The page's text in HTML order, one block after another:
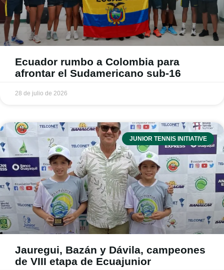
Ecuador rumbo a Colombia para
afrontar el Sudamericano sub-16
28 de julio de 2026
JUNIOR TENNIS INITIATIVE
Jauregui, Bazán y Dávila, campeones
de VIII etapa de Ecuajunior